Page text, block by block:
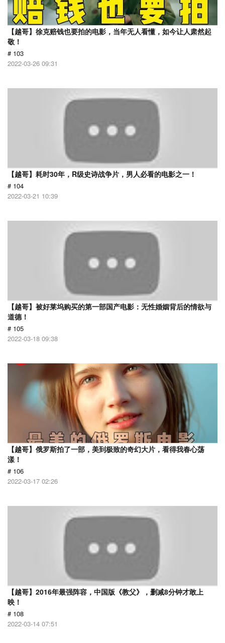
【越哥】徐克赔钱也要拍的电影，当年无人看懂，如今让人肃然起
敬！
# 103
2022-03-26 09:31
【越哥】耗时30年，R级史诗战争片，男人必看的电影之一！
# 104
2022-03-21 10:39
【越哥】被好莱坞购买的第一部国产电影：无性婚姻背后的情欲与
道德！
# 105
2022-03-18 09:38
【越哥】俄罗斯拍了一部，美到极致的奇幻大片，看得我春心荡
漾！
# 106
2022-03-17 02:26
【越哥】2016年最强阵容，中国版《教父》，删减8分钟才敢上
映！
# 108
2022-03-14 07:51